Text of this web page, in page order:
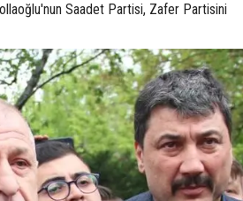
Saadet Partisi, Zafer Partisini